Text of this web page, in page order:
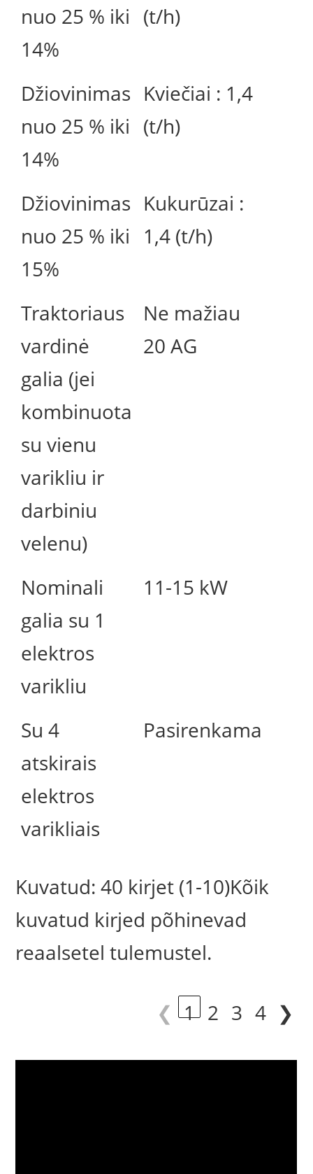
nuo 25 % iki
14%
(t/h)
Džiovinimas
nuo 25 % iki
14%
Kviečiai : 1,4
(t/h)
Džiovinimas
nuo 25 % iki
15%
Kukurūzai :
1,4 (t/h)
Traktoriaus
vardinė
galia (jei
kombinuota
su vienu
varikliu ir
darbiniu
velenu)
Ne mažiau
20 AG
Nominali
galia su 1
elektros
varikliu
11-15 kW
Su 4
atskirais
elektros
varikliais
Pasirenkama
Kuvatud: 40 kirjet (1-10)Kõik
kuvatud kirjed põhinevad
reaalsetel tulemustel.
❮ 1 2 3 4 ❯